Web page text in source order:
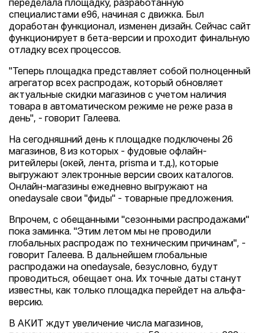
переделала площадку, разработанную
специалистами e96, начиная с движка. Был
доработан функционал, изменен дизайн. Сейчас сайт
функционирует в бета-версии и проходит финальную
отладку всех процессов.
"Теперь площадка представляет собой полноценный
агрегатор всех распродаж, который обновляет
актуальные скидки магазинов с учетом наличия
товара в автоматическом режиме не реже раза в
день", - говорит Галеева.
На сегодняшний день к площадке подключены 26
магазинов, 8 из которых - фудовые офлайн-
ритейлеры (окей, лента, prisma и т.д.), которые
выгружают электронные версии своих каталогов.
Онлайн-магазины ежедневно выгружают на
onedaysale свои "фиды" - товарные предложения.
Впрочем, с обещанными "сезонными распродажами"
пока заминка. "Этим летом мы не проводили
глобальных распродаж по техническим причинам", -
говорит Галеева. В дальнейшем глобальные
распродажи на onedaysale, безусловно, будут
проводиться, обещает она. Их точные даты станут
известны, как только площадка перейдет на альфа-
версию.
В АКИТ ждут увеличение числа магазинов,